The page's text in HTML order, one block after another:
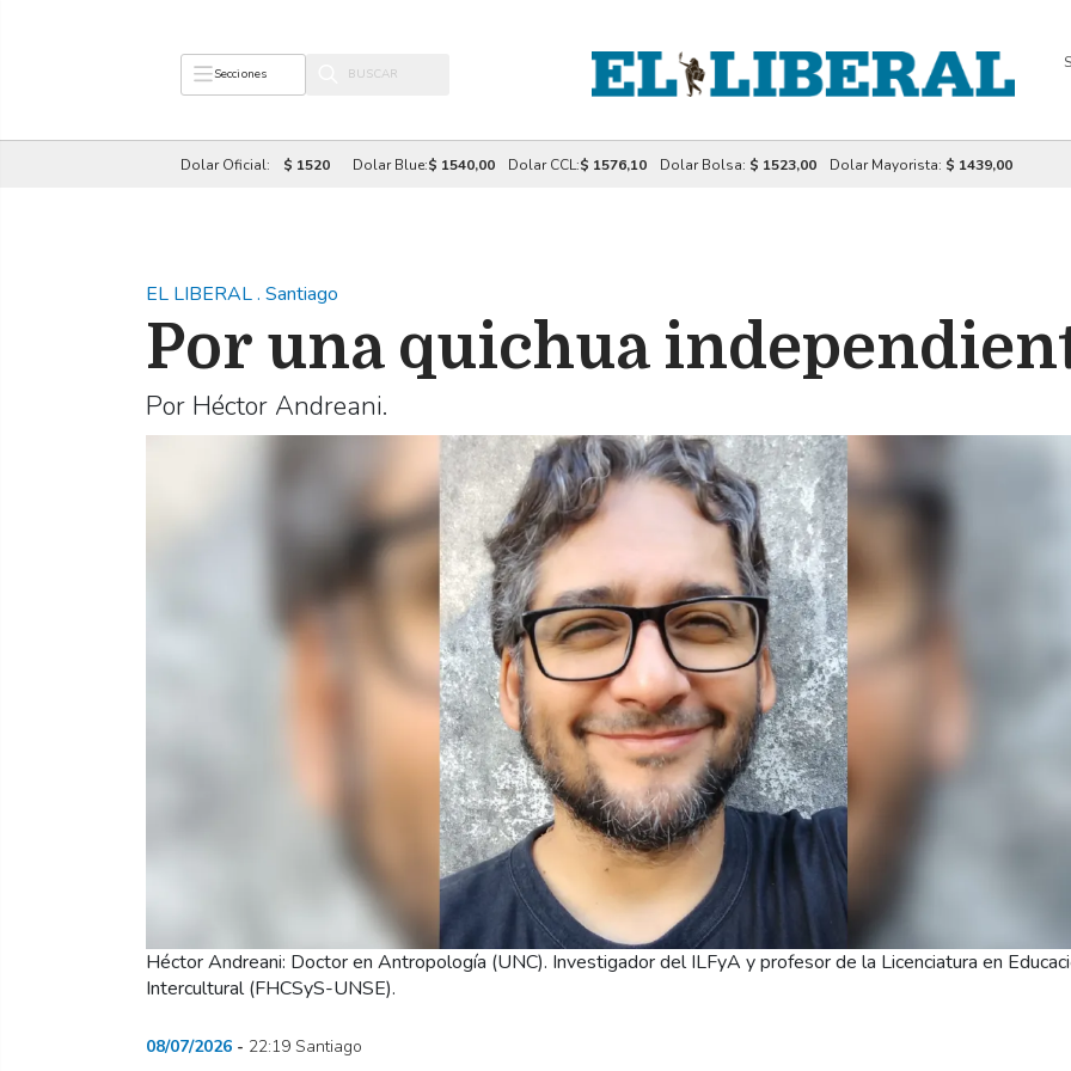
Secciones
Dolar Oficial: $ 1520 Dolar Blue:$ 1540,00 Dolar CCL:$ 1576,10 Dolar Bolsa: $ 1523,00 Dolar Mayorista: $ 1439,00
EL LIBERAL. Santiago
Por una quichua
Por Héctor Andreani.
Héctor Andreani: Doctor en Antropología (UNC). Investigador del ILFyA y profesor de la Licenciatura en
Intercultural (FHCSyS-UNSE).
08/07/2026 22:19 Santiago